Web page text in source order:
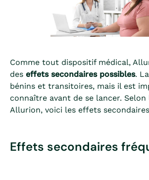
Comme tout dispositif médical,
des effets secondaires possibles.
bénins et transitoires, mais il est
connaître avant de se lancer. Selon
Allurion, voici les effets
Effets secondaires